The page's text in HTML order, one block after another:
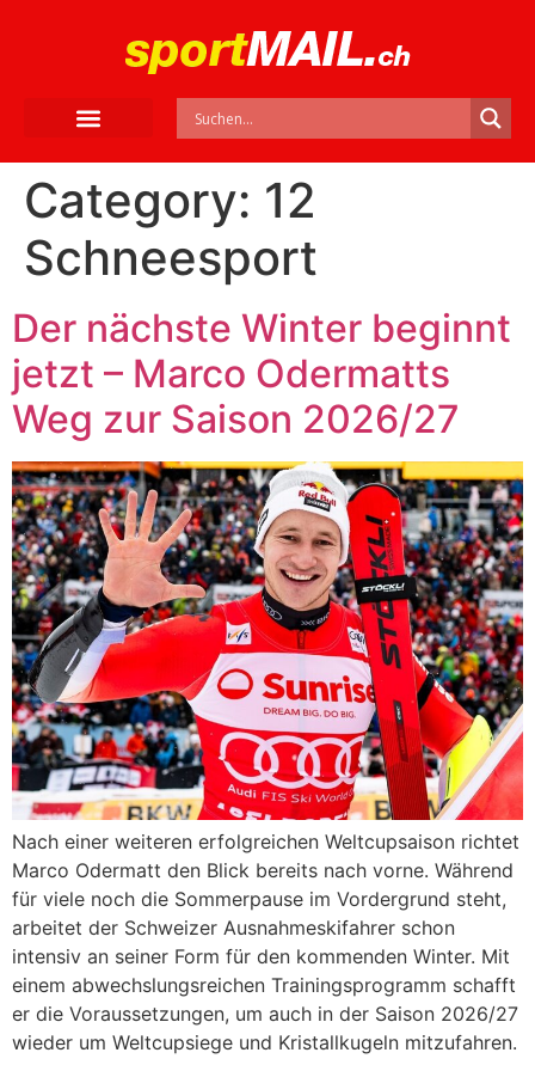
Category: 12
Schneesport
Der nächste Winter beginnt
jetzt – Marco Odermatts
Weg zur Saison 2026/27
Nach einer weiteren erfolgreichen Weltcupsaison richtet
Marco Odermatt den Blick bereits nach vorne. Während
für viele noch die Sommerpause im Vordergrund steht,
arbeitet der Schweizer Ausnahmeskifahrer schon
intensiv an seiner Form für den kommenden Winter. Mit
einem abwechslungsreichen Trainingsprogramm schafft
er die Voraussetzungen, um auch in der Saison 2026/27
wieder um Weltcupsiege und Kristallkugeln mitzufahren.